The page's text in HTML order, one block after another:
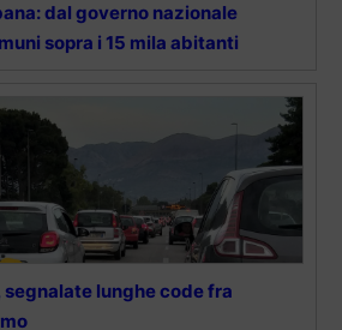
dal governo nazionale
sopra i 15 mila abitanti
segnalate lunghe code fra